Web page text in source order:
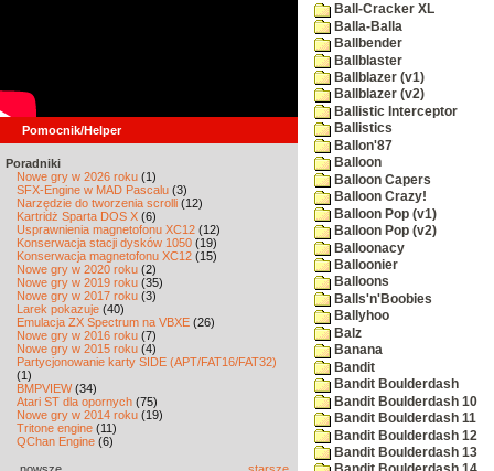
Pomocnik/Helper
Poradniki
Nowe gry w 2026 roku (1)
SFX-Engine w MAD Pascalu (3)
Narzędzie do tworzenia scrolli (12)
Kartridż Sparta DOS X (6)
Usprawnienia magnetofonu XC12 (12)
Konserwacja stacji dysków 1050 (19)
Konserwacja magnetofonu XC12 (15)
Nowe gry w 2020 roku (2)
Nowe gry w 2019 roku (35)
Nowe gry w 2017 roku (3)
Larek pokazuje (40)
Emulacja ZX Spectrum na VBXE (26)
Nowe gry w 2016 roku (7)
Nowe gry w 2015 roku (4)
Partycjonowanie karty SIDE (APT/FAT16/FAT32)
(1)
BMPVIEW(34)
Atari ST dla opornych (75)
Nowe gry w 2014 roku (19)
Tritone engine (11)
QChan Engine (6)
Ball-Cracker XL
Balla-Balla
Ballbender
Ballblaster
Ballblazer (v1)
Ballblazer (v2)
Ballistic Interceptor
Ballistics
Ballon'87
Balloon
Balloon Capers
Balloon Crazy!
Balloon Pop (v1)
Balloon Pop (v2)
Balloonacy
Balloonier
Balloons
Balls'n'Boobies
Ballyhoo
Balz
Banana
Bandit
Bandit Boulderdash
Bandit Boulderdash 10
Bandit Boulderdash 11
Bandit Boulderdash 12
Bandit Boulderdash 13